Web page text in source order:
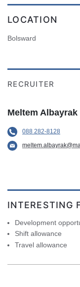
LOCATION
Bolsward
RECRUITER
Meltem Albayrak
088 282-8128
INTERESTING
Development
Shift allowance
Travel allowance